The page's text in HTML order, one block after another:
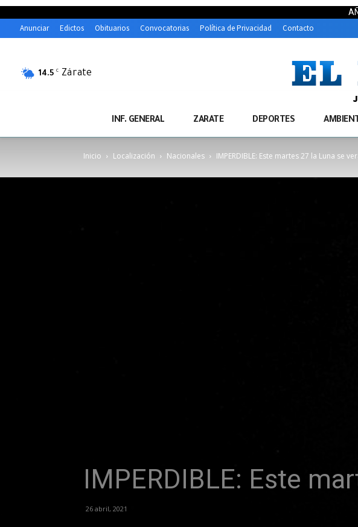
Anunciar Edictos Obituarios Convocatorias Política de Privacidad Contacto
14.5 C Zárate
INF. GENERAL ZARATE DEPORTES
Inicio Localización Nacionales IMPERDIBLE: Este martes 27 la Luna se
IMPERDIBLE: Este
26 abril, 2021